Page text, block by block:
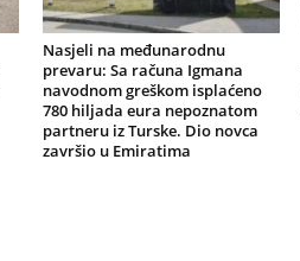
Nasjeli na međunarodnu
prevaru: Sa računa Igmana
navodnom greškom isplaćeno
780 hiljada eura nepoznatom
partneru iz Turske. Dio novca
završio u Emiratima